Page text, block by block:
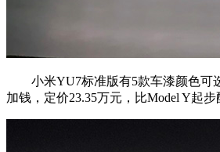
小米YU7标准版有5款车漆颜色可
加钱，定价23.35万元，比Model Y起步